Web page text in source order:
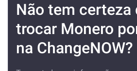
Não tem certeza
trocar Monero
na ChangeNOW?